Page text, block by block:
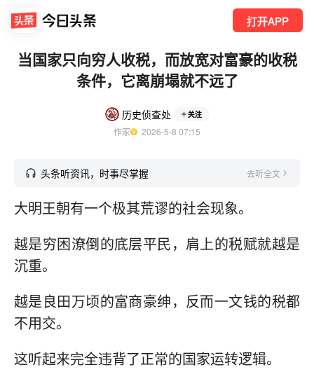
打开APP
当国家只向穷人收税，而放宽对富豪的收税
条件，它离崩塌就不远了
历史侦查处 关注
作家
  2026-5-8 07:15
头条听资讯，时事尽掌握 去听全文
大明王朝有一个极其荒谬的社会现象。
越是穷困潦倒的底层平民，肩上的税赋就越是
沉重。
越是良田万顷的富商豪绅，反而一文钱的税都
不用交。
这听起来完全违背了正常的国家运转逻辑。